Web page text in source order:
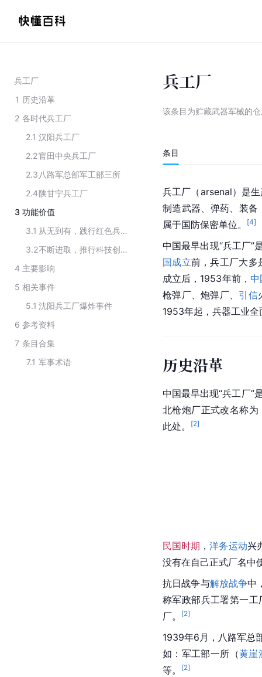
兵工厂
1 历史沿革
2 各时代兵工厂
2.1 汉阳兵工厂
2.2官田中央兵工厂
2.3 八路军总部军工部三所
2.4陕甘宁兵工厂
3 功能价值
3.1
从无到有，践行红色兵工精神
3.2
不断进取，推行科技创新驱动
4 主要影响
5 相关事件
5.1 沈阳兵工厂爆炸事件
6 参考资料
7 条目合集
7.1 军事术语
兵工厂
该条目为贮藏武器军械的
条目
兵工厂（arsenal）是
制造武器、弹药、装
属于国防保密单位。
[4]
中国最早出现“兵工厂”
国成立前，兵工厂大多
成立后，1953年前， 中
枪弹厂、炮弹厂、 引信
1953年起，兵器工业
历史沿革
中国最早出现“兵工厂”
北枪炮厂正式改名称为
此处。
[2]
民国时期 ，洋务运动兴
没有在自己正式厂名中
抗日战争与解放战争中
称军政部兵工署第一
厂。
[2]
1939年6月，八路军总
如：军工部一所（黄崖
等。
[2]